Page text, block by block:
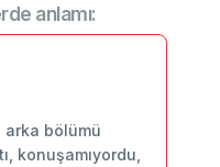
anlamı:
arka bölümü
konuşamıyordu,